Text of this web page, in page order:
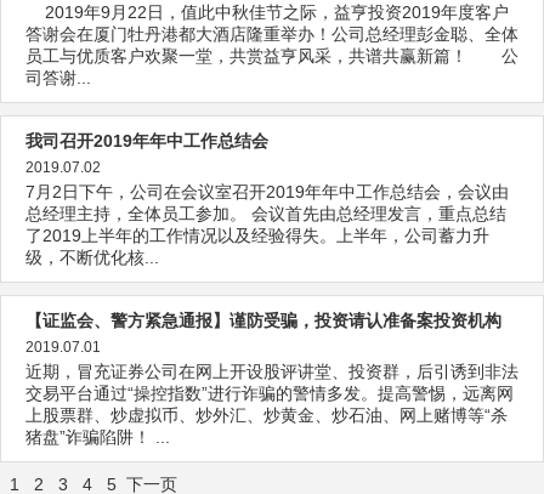
2019年9月22日，值此中秋佳节之际，益亨投资2019年度客户
答谢会在厦门牡丹港都大酒店隆重举办！公司总经理彭金聪、全体
员工与优质客户欢聚一堂，共赏益亨风采，共谱共赢新篇！ 公
司答谢...
我司召开2019年年中工作总结会
2019.07.02
7月2日下午，公司在会议室召开2019年年中工作总结会，会议由
总经理主持，全体员工参加。 会议首先由总经理发言，重点总结
了2019上半年的工作情况以及经验得失。上半年，公司蓄力升
级，不断优化核...
【证监会、警方紧急通报】谨防受骗，投资请认准备案投资机构
2019.07.01
近期，冒充证券公司在网上开设股评讲堂、投资群，后引诱到非法
交易平台通过“操控指数”进行诈骗的警情多发。提高警惕，远离网
上股票群、炒虚拟币、炒外汇、炒黄金、炒石油、网上赌博等“杀
猪盘”诈骗陷阱！ ...
1 2 3 4 5 下一页